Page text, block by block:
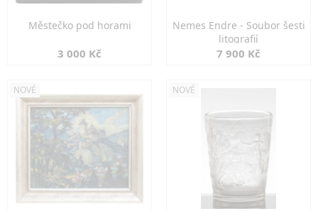
Městečko pod horami
3 000 Kč
Nemes Endre - Soubor šesti
litografií
7 900 Kč
NOVÉ NOVÉ